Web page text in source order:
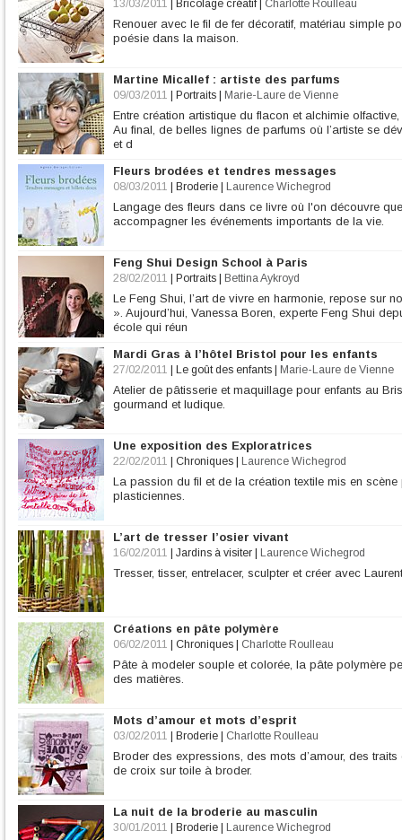
13/03/2011 Bricolage créatif| Charlotte Roulleau
Renouer avec le fil de fer décoratif, matériau simple
poésie dans la maison.
Martine Micallef : artiste des parfums
09/03/2011 Portraits Marie-Laure de Vienne
Entre création artistique du flacon et alchimie
Au final, de belles lignes de parfums où l’artiste se
et d
Fleurs brodées et tendres messages
08/03/2011 Broderie Laurence Wichegrod
Langage des fleurs dans ce livre où l'on découvre
accompagner les événements importants de la vie.
Feng Shui Design School à Paris
28/02/2011 Portraits Bettina Aykroyd
Le Feng Shui, l’art de vivre en harmonie, repose sur
». Aujourd’hui, Vanessa Boren, experte Feng Shui
école qui réun
Mardi Gras à l’hôtel Bristol pour les enfants
27/02/2011 Le goût des enfants Marie-Laure de Vienne
Atelier de pâtisserie et maquillage pour enfants au
gourmand et ludique.
Une exposition des Exploratrices
22/02/2011 Chroniques Laurence Wichegrod
La passion du fil et de la création textile mis en
plasticiennes.
L’art de tresser l’osier vivant
16/02/2011 Jardins à visiter Laurence Wichegrod
Tresser, tisser, entrelacer, sculpter et créer avec
Créations en pâte polymère
06/02/2011 Chroniques Charlotte Roulleau
Pâte à modeler souple et colorée, la pâte polymère
des matières.
Mots d’amour et mots d’esprit
03/02/2011 Broderie Charlotte Roulleau
Broder des expressions, des mots d’amour, des
de croix sur toile à broder.
La nuit de la broderie au masculin
30/01/2011 Broderie Laurence Wichegrod